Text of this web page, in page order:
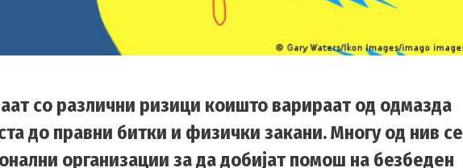
со различни ризици коишто варираат од одмазда
до правни битки и физички закани. Многу од нив се
организации за да добијат помош на безбеден